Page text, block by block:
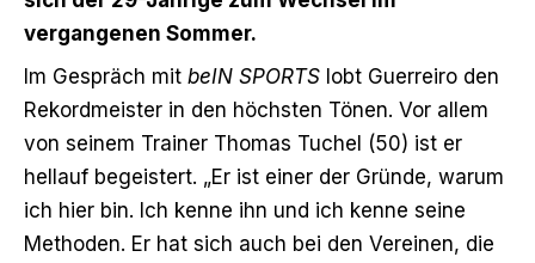
vergangenen Sommer.
Im Gespräch mit beIN SPORTS lobt Guerreiro den
Rekordmeister in den höchsten Tönen. Vor allem
von seinem Trainer Thomas Tuchel (50) ist er
hellauf begeistert. „Er ist einer der Gründe, warum
ich hier bin. Ich kenne ihn und ich kenne seine
Methoden. Er hat sich auch bei den Vereinen, die